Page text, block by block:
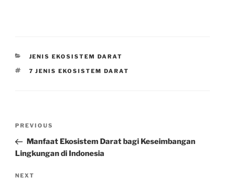
CATEGORIES
JENIS EKOSISTEM DARAT
TAGS
7 JENIS EKOSISTEM DARAT
Previous
Post
PREVIOUS
Manfaat Ekosistem Darat bagi Keseimbangan
Lingkungan di Indonesia
Next
NEXT